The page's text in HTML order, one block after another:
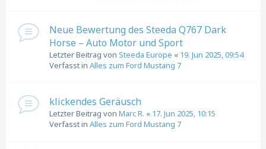
Neue Bewertung des Steeda Q767 Dark
Horse – Auto Motor und Sport
Letzter Beitrag von Steeda Europe « 19. Jun 2025, 09:54
Verfasst in Alles zum Ford Mustang 7
klickendes Geräusch
Letzter Beitrag von Marc R. « 17. Jun 2025, 10:15
Verfasst in Alles zum Ford Mustang 7